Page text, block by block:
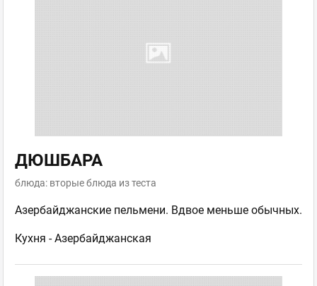
ДЮШБАРА
блюда: вторые блюда из теста
Азербайджанские пельмени. Вдвое меньше обычных.
Кухня -Азербайджанская